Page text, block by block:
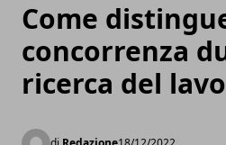
Come
concorrenza
ricerca del